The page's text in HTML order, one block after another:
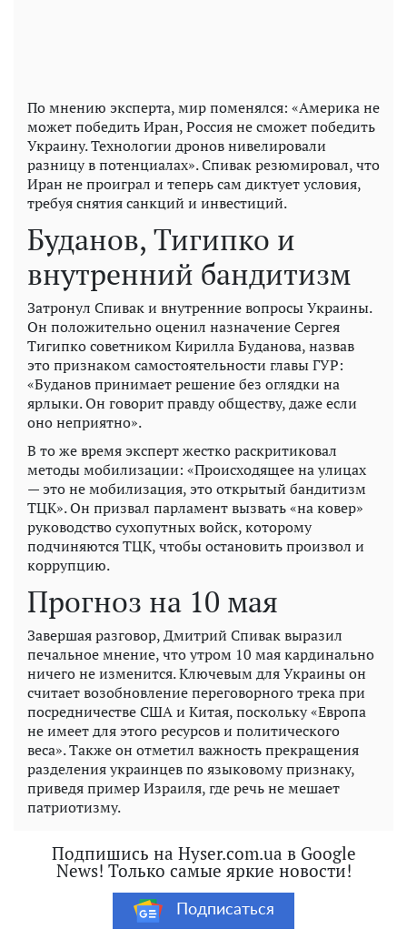
По мнению эксперта, мир поменялся: «Америка не
может победить Иран, Россия не сможет победить
Украину. Технологии дронов нивелировали
разницу в потенциалах». Спивак резюмировал, что
Иран не проиграл и теперь сам диктует условия,
требуя снятия санкций и инвестиций.
Буданов, Тигипко и
внутренний бандитизм
Затронул Спивак и внутренние вопросы Украины.
Он положительно оценил назначение Сергея
Тигипко советником Кирилла Буданова, назвав
это признаком самостоятельности главы ГУР:
«Буданов принимает решение без оглядки на
ярлыки. Он говорит правду обществу, даже если
оно неприятно».
В то же время эксперт жестко раскритиковал
методы мобилизации: «Происходящее на улицах
— это не мобилизация, это открытый бандитизм
ТЦК». Он призвал парламент вызвать «на ковер»
руководство сухопутных войск, которому
подчиняются ТЦК, чтобы остановить произвол и
коррупцию.
Прогноз на 10 мая
Завершая разговор, Дмитрий Спивак выразил
печальное мнение, что утром 10 мая кардинально
ничего не изменится. Ключевым для Украины он
считает возобновление переговорного трека при
посредничестве США и Китая, поскольку «Европа
не имеет для этого ресурсов и политического
веса». Также он отметил важность прекращения
разделения украинцев по языковому признаку,
приведя пример Израиля, где речь не мешает
патриотизму.
Подпишись на Hyser.com.ua в Google
News! Только самые яркие новости!
Подписаться